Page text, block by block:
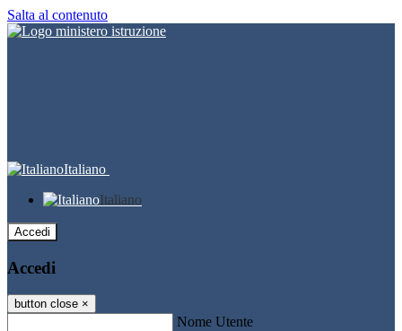
Salta al contenuto
Italiano
Italiano
Accedi
Accedi
button close ×
Nome Utente